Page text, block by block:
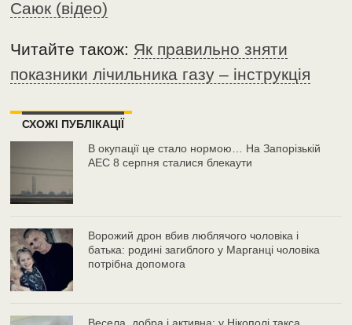
Саюк (відео)
Читайте також: Як правильно зняти
показники лічильника газу – інструкція
СХОЖІ ПУБЛІКАЦІЇ
В окупації це стало нормою… На Запорізькій
АЕС 8 серпня сталися блекаути
Ворожий дрон вбив люблячого чоловіка і
батька: родині загиблого у Марганці чоловіка
потрібна допомога